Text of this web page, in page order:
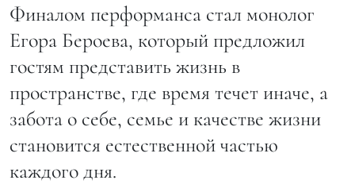
Финалом перформанса стал монолог
Егора Бероева, который предложил
гостям представить жизнь в
пространстве, где время течет иначе, а
забота о себе, семье и качестве жизни
становится естественной частью
каждого дня.